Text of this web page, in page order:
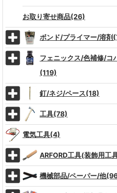
お取り寄せ商品(26)
ボンド/プライマー/溶剤
フェニックス/色補修/コ
(119)
釘/ネジ/ペース(18)
工具(78)
電気工具(4)
ARFORD工具(装飾用工
機械部品/ペーパー/他